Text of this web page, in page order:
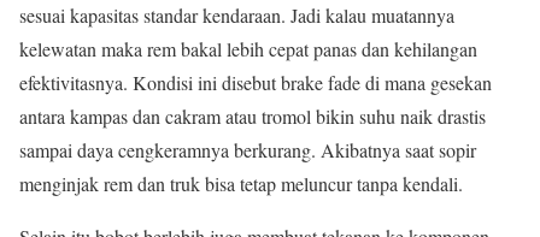
sesuai kapasitas standar kendaraan. Jadi kalau muatannya
kelewatan maka rem bakal lebih cepat panas dan kehilangan
efektivitasnya. Kondisi ini disebut brake fade di mana gesekan
antara kampas dan cakram atau tromol bikin suhu naik drastis
sampai daya cengkeramnya berkurang. Akibatnya saat sopir
menginjak rem dan truk bisa tetap meluncur tanpa kendali.